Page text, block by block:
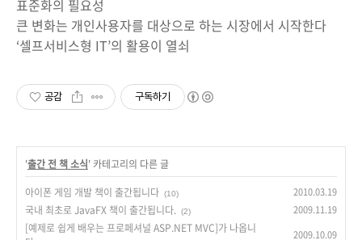
표준화의 필요성
큰 변화는 개인사용자를 대상으로 하는 시장에서 시작한다
‘셀프서비스형 IT’의 활용이 열쇠
공감 구독하기
'출간 전 책 소식' 카테고리의 다른 글
아이폰 게임 개발 책이 출간됩니다 (10) 2010.03.19
국내 최초로 JavaFX 책이 출간됩니다. (2) 2009.11.19
[예제로 쉽게 배우는 프로페셔널 ASP.NET MVC]가 나옵니
2009.10.09